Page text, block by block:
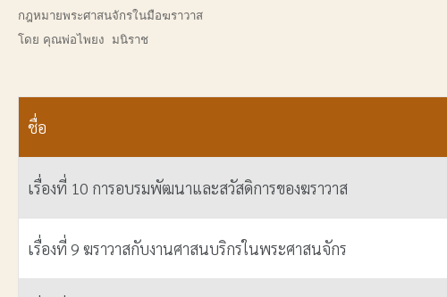
กฎหมายพระศาสนจักรในมือฆราวาส
โดย คุณพ่อไพยง มนิราช
ชื่อ
เรื่องที่ 10 การอบรมพัฒนาและสวัสดิการของฆราวาส
เรื่องที่ 9 ฆราวาสกับงานศาสนบริกรในพระศาสนจักร